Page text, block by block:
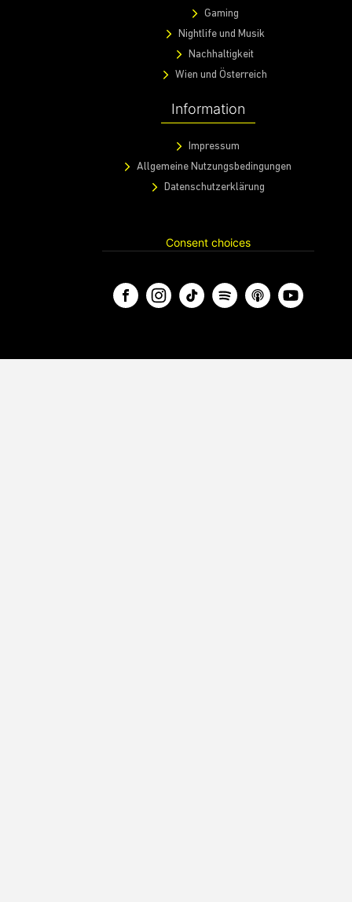
Gaming
Nightlife und Musik
Nachhaltigkeit
Wien und Österreich
Information
Impressum
Allgemeine Nutzungsbedingungen
Datenschutzerklärung
Consent choices